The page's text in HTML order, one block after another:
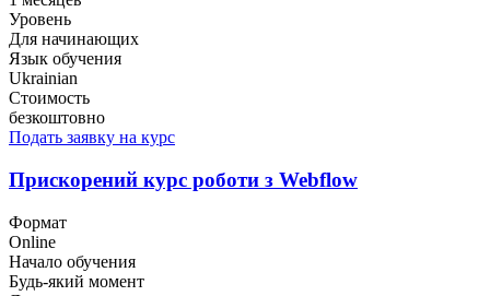
Уровень
Для начинающих
Язык обучения
Ukrainian
Стоимость
безкоштовно
Подать заявку на курс
Прискорений курс роботи з Webflow
Формат
Online
Начало обучения
Будь-який момент